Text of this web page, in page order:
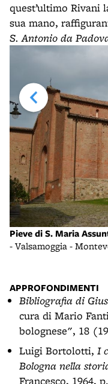
quest’ultimo Rivani
sua mano,
S. Antonio da
Pieve di S. Maria
- Valsamoggia -
APPROFONDIMENTI
Bibliografia di
cura di Mario
bolognese", 18
Luigi Bortolotti, I
Bologna nella
Francesco, 1964,